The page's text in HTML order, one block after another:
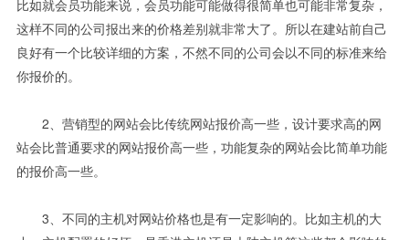
比如就会员功能来说，会员功能可能做得很简单也可能非常复杂，
这样不同的公司报出来的价格差别就非常大了。所以在建站前自己
良好有一个比较详细的方案，不然不同的公司会以不同的标准来给
你报价的。
2、营销型的网站会比传统网站报价高一些，设计要求高的网
站会比普通要求的网站报价高一些，功能复杂的网站会比简单功能
的报价高一些。
3、不同的主机对网站价格也是有一定影响的。比如主机的大